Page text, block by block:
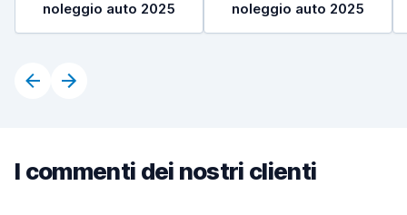
noleggio auto 2025
noleggio auto 2025
I commenti dei nostri clienti